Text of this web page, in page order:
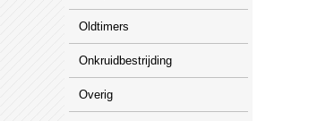
Oldtimers
Onkruidbestrijding
Overig